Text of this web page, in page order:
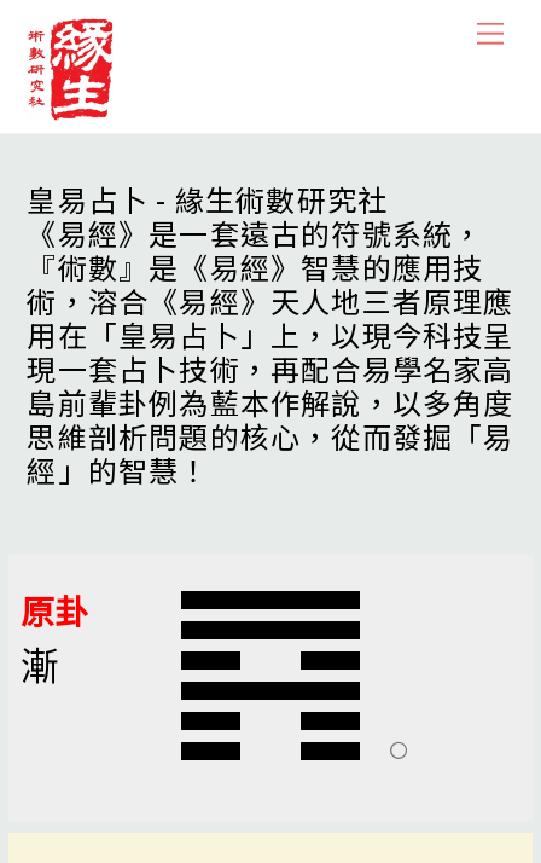
content
皇易占卜 - 緣生術數研究社
《易經》是一套遠古的符號系統，
『術數』是《易經》智慧的應用技
術，溶合《易經》天人地三者原理應
用在「皇易占卜」上，以現今科技呈
現一套占卜技術，再配合易學名家高
島前輩卦例為藍本作解說，以多角度
思維剖析問題的核心，從而發掘「易
經」的智慧！
原卦
漸